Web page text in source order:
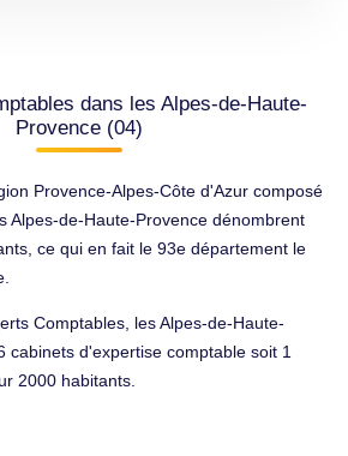
dans les Alpes-de-Haute-
Provence (04)
Provence-Alpes-Côte d'Azur composé
Alpes-de-Haute-Provence dénombrent
ce qui en fait le 93e département le
Comptables, les Alpes-de-Haute-
cabinets d'expertise comptable soit 1
2000 habitants.